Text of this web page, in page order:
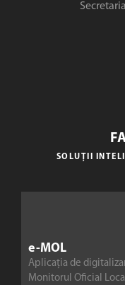
e-MOL
Aplicația de
Monitorul Oficial
SOLUȚII